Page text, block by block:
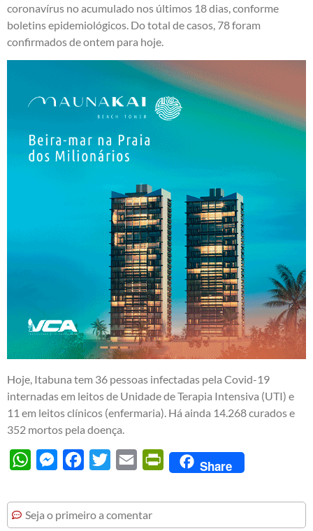
coronavírus no acumulado nos últimos 18 dias, conforme
boletins epidemiológicos. Do total de casos, 78 foram
confirmados de ontem para hoje.
Hoje, Itabuna tem 36 pessoas infectadas pela Covid-19
internadas em leitos de Unidade de Terapia Intensiva (UTI) e
11 em leitos clínicos (enfermaria). Há ainda 14.268 curados e
352 mortos pela doença.
WhatsAppMessengerFacebook
Twitter Email PrintFriendly
Share
Seja o primeiro a comentar